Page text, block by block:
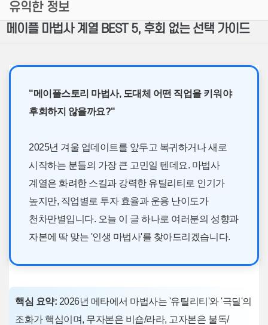
유익한 정보
메이플 마법사 계열 BEST 5, 후회 없는 선택 가이드
"메이플스토리 마법사, 도대체 어떤 직업을 키워야
후회하지 않을까요?"
2025년 겨울 업데이트를 앞두고 복귀하거나 새로
시작하는 분들의 가장 큰 고민일 텐데요. 마법사
계열은 화려한 스킬과 강력한 유틸리티로 인기가
높지만, 직업별로 투자 효율과 운용 난이도가
천차만별입니다. 오늘 이 글 하나로 여러분의 성향과
자본에 딱 맞는 '인생 마법사'를 찾아드리겠습니다.
핵심 요약: 2026년 메타에서 마법사는 '유틸리티'와 '극딜'의
조화가 핵심이며, 무자본은 비숍/라라, 고자본은 불독/